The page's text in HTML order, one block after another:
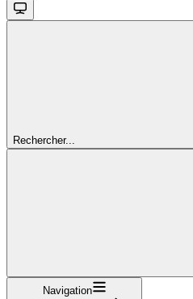
Rechercher...
Navigation